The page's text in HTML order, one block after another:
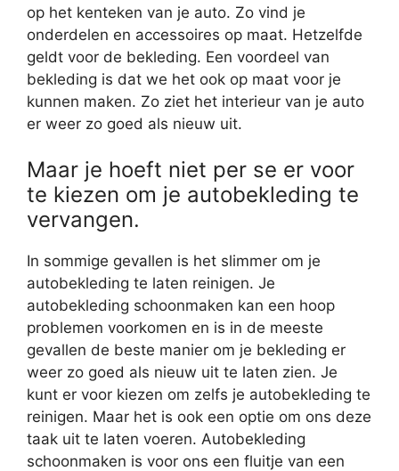
op het kenteken van je auto. Zo vind je
onderdelen en accessoires op maat. Hetzelfde
geldt voor de bekleding. Een voordeel van
bekleding is dat we het ook op maat voor je
kunnen maken. Zo ziet het interieur van je auto
er weer zo goed als nieuw uit.
Maar je hoeft niet per se er voor
te kiezen om je autobekleding te
vervangen.
In sommige gevallen is het slimmer om je
autobekleding te laten reinigen. Je
autobekleding schoonmaken kan een hoop
problemen voorkomen en is in de meeste
gevallen de beste manier om je bekleding er
weer zo goed als nieuw uit te laten zien. Je
kunt er voor kiezen om zelfs je autobekleding te
reinigen. Maar het is ook een optie om ons deze
taak uit te laten voeren. Autobekleding
schoonmaken is voor ons een fluitje van een